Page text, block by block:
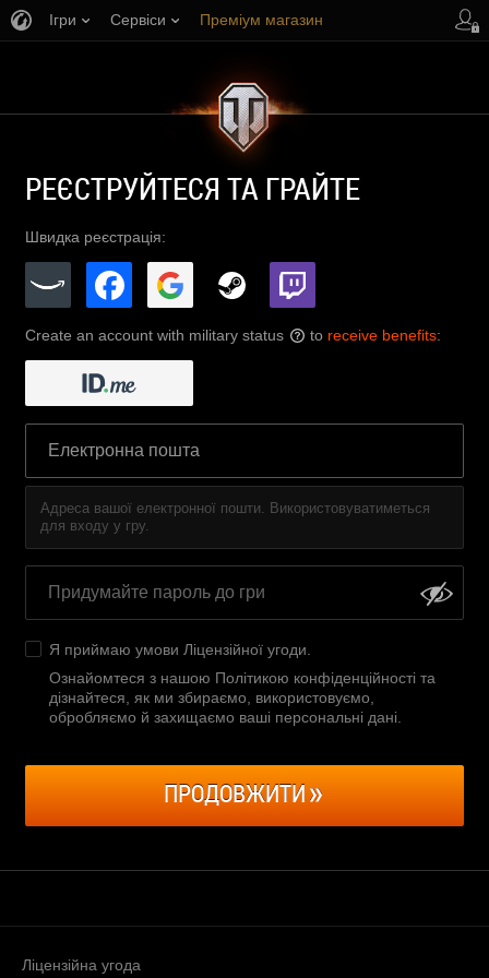
Ігри Сервіси Преміум магазин
РЕЄСТРУЙТЕСЯ ТА ГРАЙТЕ
Швидка реєстрація:
Create an account with military status ? to receive benefits:
Адреса вашої електронної пошти. Використовуватиметься
для входу у гру.
Я приймаю умови Ліцензійної угоди
Ознайомтеся з нашою Політикою конфіденційності та
дізнайтеся, як ми збираємо, використовуємо,
обробляємо й захищаємо ваші персональні дані
ПРОДОВЖИТИ
Ліцензійна угода